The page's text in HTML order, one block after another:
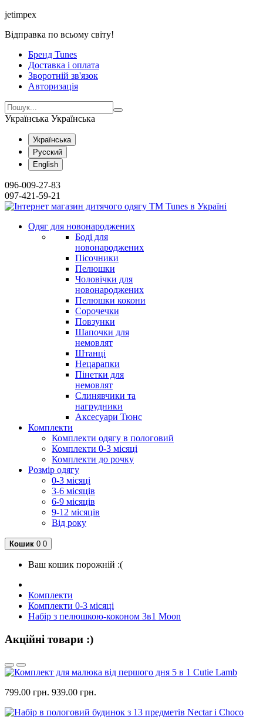
jetimpex
Відправка по всьому світу!
Бренд Tunes
Доставка і оплата
Зворотній зв'язок
Авторизація
Українська Українська
Українська
Русский
English
096-009-27-83
097-421-59-21
Одяг для новонароджених
Боді для
новонароджених
Пісочники
Пелюшки
Чоловічки для
новонароджених
Пелюшки кокони
Сорочечки
Повзунки
Шапочки для
немовлят
Штанці
Нецарапки
Пінетки для
немовлят
Слинявчики та
нагрудники
Аксесуари Тюнс
Комплекти
Комплекти одягу в пологовий
Комплекти 0-3 місяці
Комплекти до рочку
Розмір одягу
0-3 місяці
3-6 місяців
6-9 місяців
9-12 місяців
Від року
Кошик 0 0
Ваш кошик порожній :(
Комплекти
Комплекти 0-3 місяці
Набір з пелюшкою-коконом 3в1 Moon
Акційні товари :)
799.00 грн. 939.00 грн.